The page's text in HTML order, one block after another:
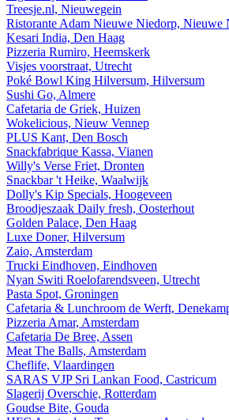
Treesje.nl, Nieuwegein
Ristorante Adam Nieuwe Niedorp, Nieuwe
Kesari India, Den Haag
Pizzeria Rumiro, Heemskerk
Visjes voorstraat, Utrecht
Poké Bowl King Hilversum, Hilversum
Sushi Go, Almere
Cafetaria de Griek, Huizen
Wokelicious, Nieuw Vennep
PLUS Kant, Den Bosch
Snackfabrique Kassa, Vianen
Willy's Verse Friet, Dronten
Snackbar 't Heike, Waalwijk
Dolly's Kip Specials, Hoogeveen
Broodjeszaak Daily fresh, Oosterhout
Golden Palace, Den Haag
Luxe Doner, Hilversum
Zaio, Amsterdam
Trucki Eindhoven, Eindhoven
Nyan Switi Roelofarendsveen, Utrecht
Pasta Spot, Groningen
Cafetaria & Lunchroom de Werft,
Pizzeria Amar, Amsterdam
Cafetaria De Bree, Assen
Meat The Balls, Amsterdam
Cheflife, Vlaardingen
SARAS VJP Sri Lankan Food, Castricum
Slagerij Overschie, Rotterdam
Goudse Bite, Gouda